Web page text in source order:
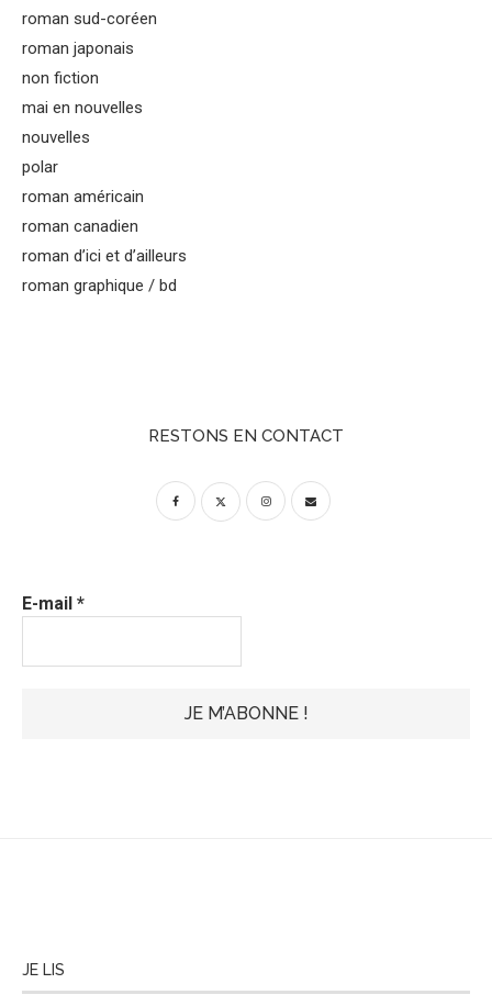
roman sud-coréen
roman japonais
non fiction
mai en nouvelles
nouvelles
polar
roman américain
roman canadien
roman d’ici et d’ailleurs
roman graphique / bd
RESTONS EN CONTACT
E-mail *
JE LIS